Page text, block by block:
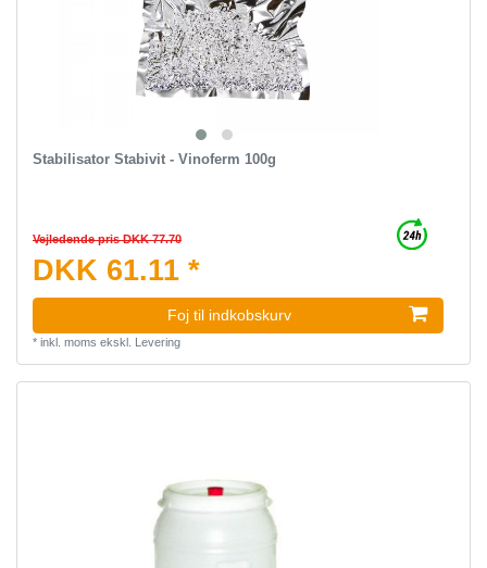
Stabilisator Stabivit - Vinoferm 100g
Vejledende pris DKK 77.70
DKK 61.11 *
Foj til indkobskurv
* inkl. moms ekskl. Levering